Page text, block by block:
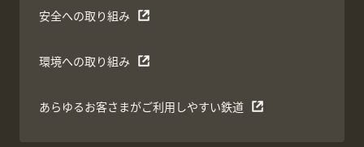
安全への取り組み
環境への取り組み
あらゆるお客さまがご利用しやすい鉄道